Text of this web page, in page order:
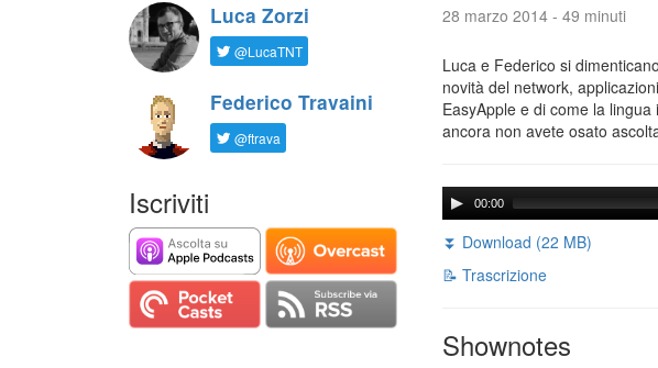
Luca Zorzi
@LucaTNT
Federico Travaini
@ftrava
Iscriviti
28 marzo 2014 - 49 minuti
Luca e Federico si
novità del network,
EasyApple e di come la
ancora non avete osato
00:00
⏬ Download (22 MB)
📝 Trascrizione
Shownotes